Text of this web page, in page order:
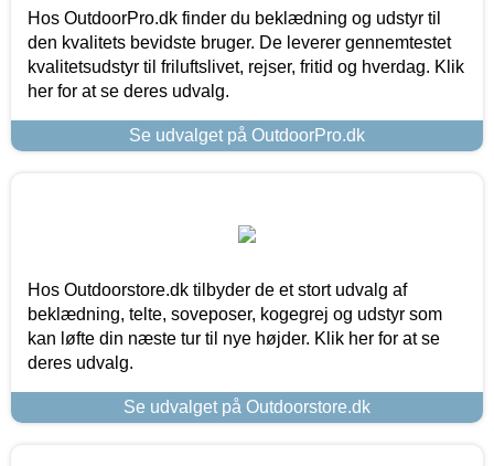
Hos OutdoorPro.dk finder du beklædning og udstyr til
den kvalitets bevidste bruger. De leverer gennemtestet
kvalitetsudstyr til friluftslivet, rejser, fritid og hverdag. Klik
her for at se deres udvalg.
Se udvalget på OutdoorPro.dk
Hos Outdoorstore.dk tilbyder de et stort udvalg af
beklædning, telte, soveposer, kogegrej og udstyr som
kan løfte din næste tur til nye højder. Klik her for at se
deres udvalg.
Se udvalget på Outdoorstore.dk